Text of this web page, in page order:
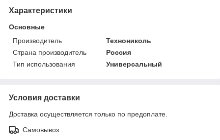
Характеристики
Основные
Производитель
Технониколь
Страна производитель
Россия
Тип использования
Универсальный
Условия доставки
Доставка осуществляется только по предоплате.
Самовывоз